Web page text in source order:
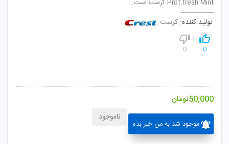
Prot.fresh Mint کرست است.
تولید کننده: کرست
0
0
50,000تومان
موجود شد به من خبر بده
ناموجود